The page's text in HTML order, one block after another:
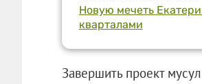
Новую мечеть
кварталами
Завершить проект